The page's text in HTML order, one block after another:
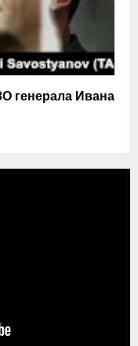
генерала Ивана